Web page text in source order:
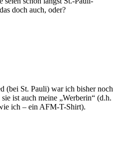
doch auch, oder?
(bei St. Pauli) war ich bisher noch
ist auch meine „Werberin“ (d.h.
ich – ein AFM-T-Shirt).